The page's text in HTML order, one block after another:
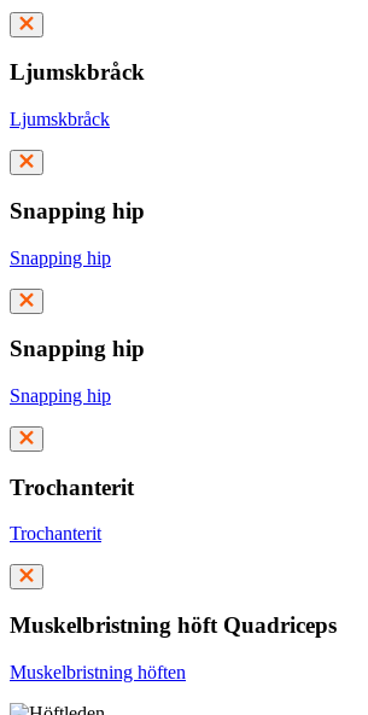
Ljumskbråck
Ljumskbråck
Snapping hip
Snapping hip
Snapping hip
Snapping hip
Trochanterit
Trochanterit
Muskelbristning höft Quadriceps
Muskelbristning höften